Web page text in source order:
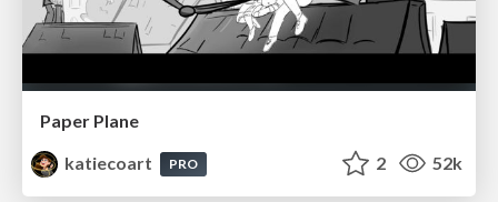
Paper Plane
katiecoart
PRO 2 52k